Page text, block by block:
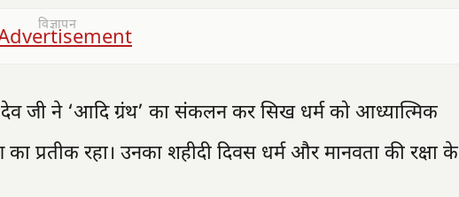
विज्ञापन
जी ने ‘आदि ग्रंथ’ का संकलन कर सिख धर्म को आध्यात्मिक
प्रतीक रहा। उनका शहीदी दिवस धर्म और मानवता की रक्षा के